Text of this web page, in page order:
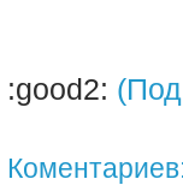
:good2: